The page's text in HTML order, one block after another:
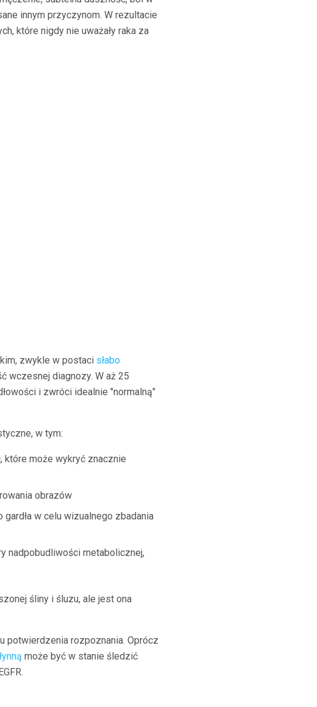
innym przyczynom. W rezultacie
które nigdy nie uważały raka za
zwykle w postaci słabo
wczesnej diagnozy. W aż 25
i zwróci idealnie "normalną"
w tym:
które może wykryć znacznie
obrazów
w celu wizualnego zbadania
nadpobudliwości metabolicznej,
śliny i śluzu, ale jest ona
potwierdzenia rozpoznania. Oprócz
może być w stanie śledzić